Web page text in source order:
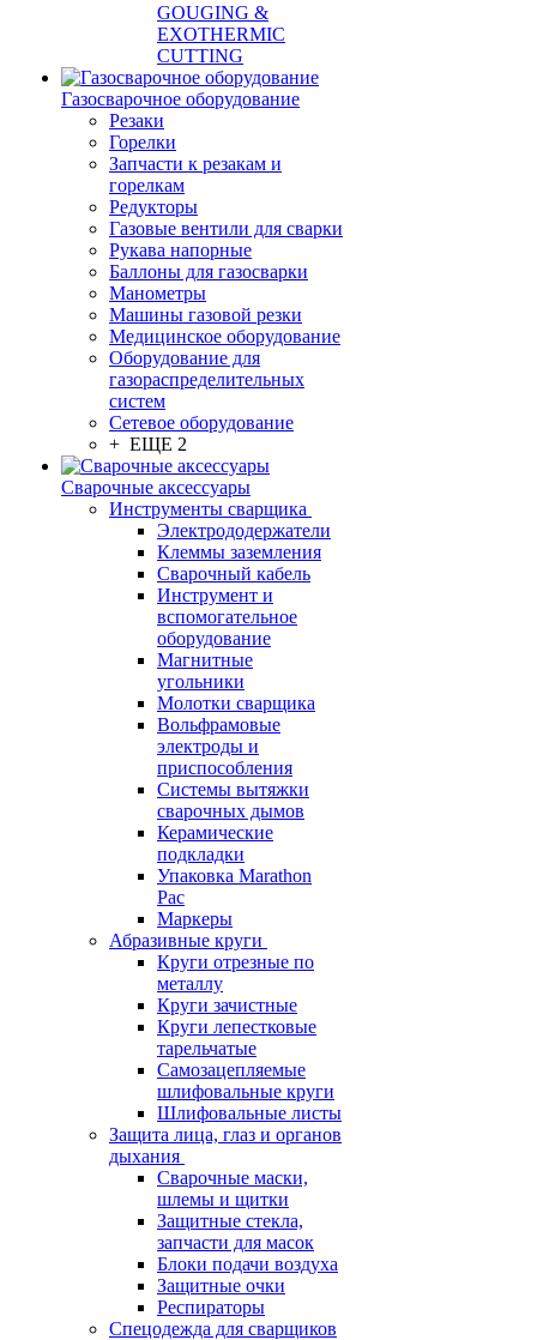
GOUGING &
EXOTHERMIC
CUTTING
Газосварочное оборудование
Резаки
Горелки
Запчасти к резакам и
горелкам
Редукторы
Газовые вентили для сварки
Рукава напорные
Баллоны для газосварки
Манометры
Машины газовой резки
Медицинское оборудование
Оборудование для
газораспределительных
систем
Сетевое оборудование
+ ЕЩЕ 2
Сварочные аксессуары
Инструменты сварщика
Электрододержатели
Клеммы заземления
Сварочный кабель
Инструмент и
вспомогательное
оборудование
Магнитные
угольники
Молотки сварщика
Вольфрамовые
электроды и
приспособления
Системы вытяжки
сварочных дымов
Керамические
подкладки
Упаковка Marathon
Pac
Маркеры
Абразивные круги
Круги отрезные по
металлу
Круги зачистные
Круги лепестковые
тарельчатые
Самозацепляемые
шлифовальные круги
Шлифовальные листы
Защита лица, глаз и органов
дыхания
Сварочные маски,
шлемы и щитки
Защитные стекла,
запчасти для масок
Блоки подачи воздуха
Защитные очки
Респираторы
Спецодежда для сварщиков